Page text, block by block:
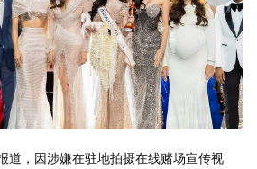
，因涉嫌在驻地拍摄在线赌场宣传视